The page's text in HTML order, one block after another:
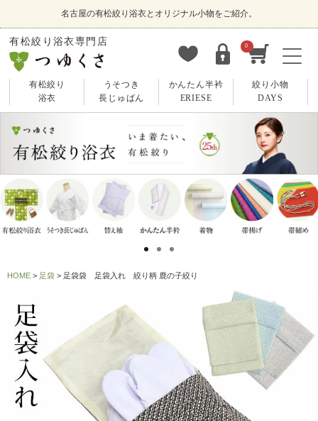
名古屋の有松絞り浴衣とオリジナル小物をご紹介。
有松絞り浴衣専門店 0
有松絞り
浴衣
うそつき
長じゅばん
かんたん半衿
ERIESE
絞り小物
DAYS
HOME 足袋 足袋袋 足袋入れ 絞り柄 鹿の子絞り